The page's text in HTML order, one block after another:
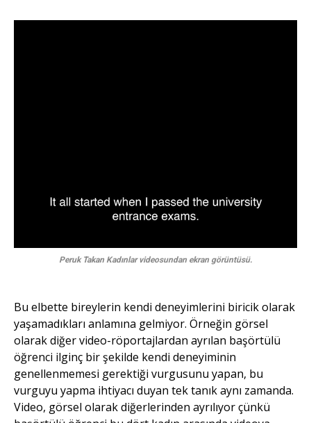
Peruk Takan Kadınlar videosundan ekran görüntüsü.
Bu elbette bireylerin kendi deneyimlerini biricik olarak
yaşamadıkları anlamına gelmiyor. Örneğin görsel
olarak diğer video-röportajlardan ayrılan başörtülü
öğrenci ilginç bir şekilde kendi deneyiminin
genellenmemesi gerektiği vurgusunu yapan, bu
vurguyu yapma ihtiyacı duyan tek tanık aynı zamanda.
Video, görsel olarak diğerlerinden ayrılıyor çünkü